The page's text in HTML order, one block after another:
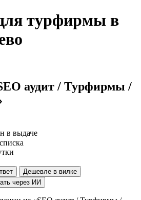
турфирмы в
аудит / Турфирмы /
в выдаче
Дешевле в вилке
через ИИ